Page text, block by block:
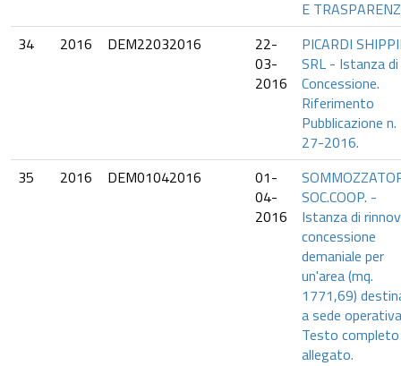
E
34
2016 DEM22032016
22-
03-
2016
PICARDI
SRL - Istanza di
Concessione.
Riferimento
Pubblicazione n.
27-2016.
35
2016 DEM01042016
01-
04-
2016
SOC.COOP. -
Istanza di
concessione
demaniale per
un'area (mq.
1771,69)
a sede
Testo
allegato.